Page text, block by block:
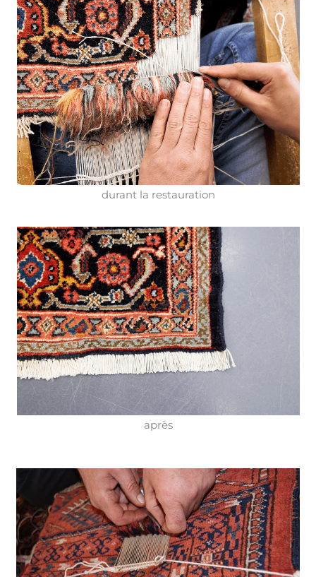
durant la restauration
après